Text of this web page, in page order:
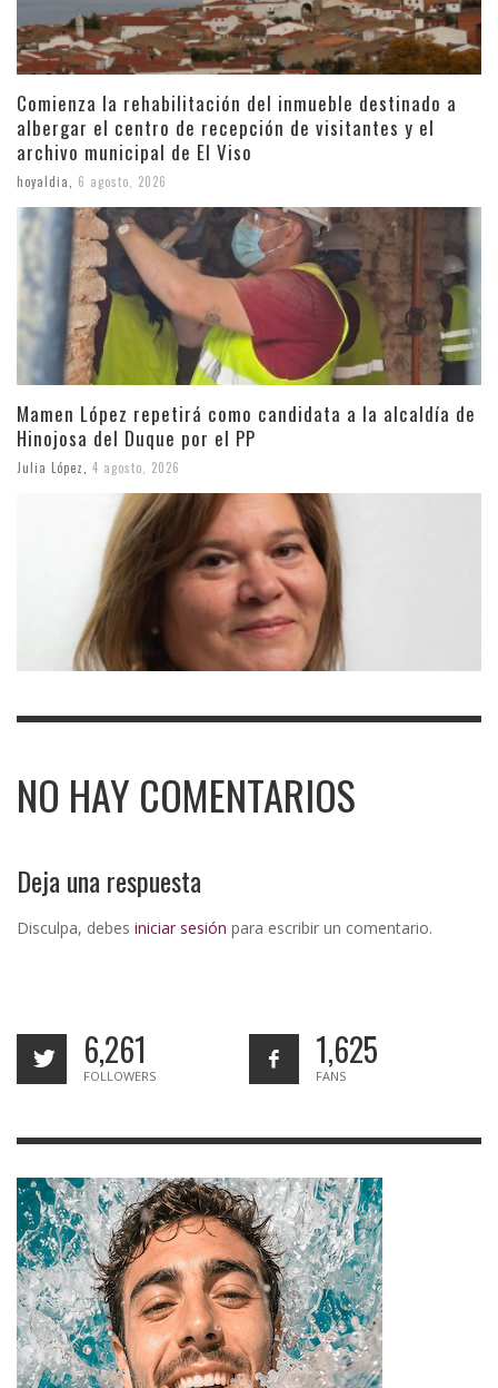
Comienza la rehabilitación del inmueble destinado a
albergar el centro de recepción de visitantes y el
archivo municipal de El Viso
hoyaldia 6 agosto, 2026
Mamen López repetirá como candidata a la alcaldía de
Hinojosa del Duque por el PP
Julia López 4 agosto, 2026
NO HAY COMENTARIOS
Deja una respuesta
Disculpa, debes iniciar sesión para escribir un comentario.
6,261
FOLLOWERS
1,625
FANS